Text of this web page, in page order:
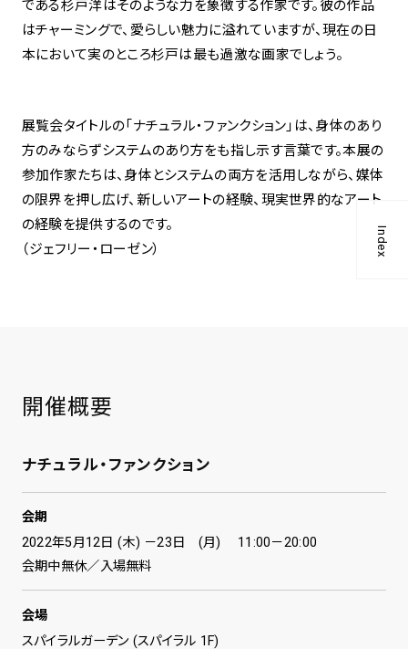
Index
である杉戸洋はそのような力を象徴する作家です。彼の作品
はチャーミングで、愛らしい魅力に溢れていますが、現在の日
本において実のところ杉戸は最も過激な画家でしょう。
展覧会タイトルの「ナチュラル・ファンクション」は、身体のあり
方のみならずシステムのあり方をも指し示す言葉です。本展の
参加作家たちは、身体とシステムの両方を活用しながら、媒体
の限界を押し広げ、新しいアートの経験、現実世界的なアート
の経験を提供するのです。
（ジェフリー・ローゼン）
開催概要
ナチュラル・ファンクション
会期
2022年5月12日 (木) －23日 (月) 11:00－20:00
会期中無休／入場無料
会場
スパイラルガーデン (スパイラル 1F)